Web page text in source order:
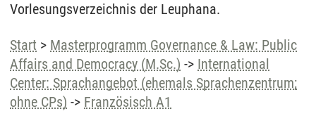
Vorlesungsverzeichnis der Leuphana.
Start > Masterprogramm Governance & Law: Public
Affairs and Democracy (M.Sc.) -> International
Center: Sprachangebot (ehemals Sprachenzentrum;
ohne CPs) -> Französisch A1